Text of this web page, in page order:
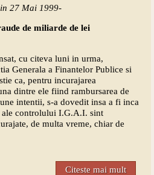
27 Mai 1999-
de miliarde de lei
cu citeva luni in urma,
Generala a Finantelor Publice si
ca, pentru incurajarea
dintre ele fiind rambursarea de
intentii, s-a dovedit insa a fi inca
ale controlului I.G.A.I. sint
de multa vreme, chiar de
Citeste mai mult